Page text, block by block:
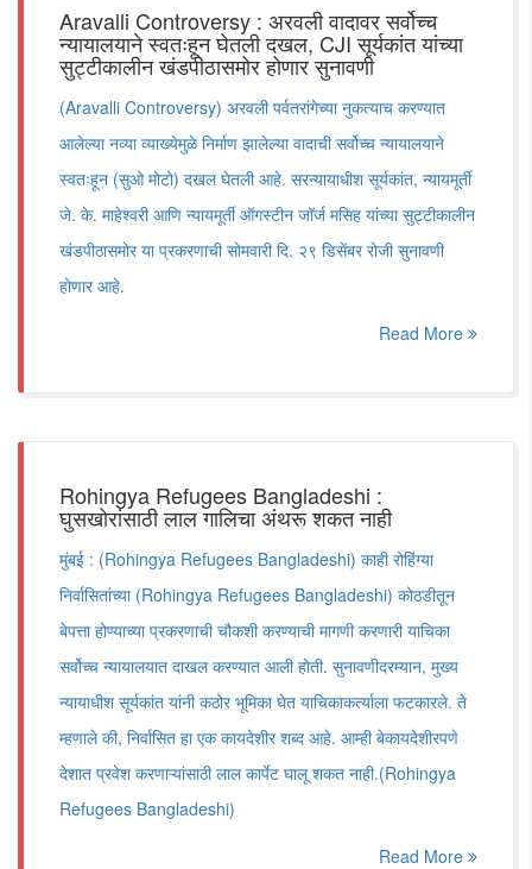
Aravalli Controversy : अरवली वादावर सर्वोच्च
न्यायालयाने स्वतःहून घेतली दखल, CJI सूर्यकांत यांच्या
सुट्टीकालीन खंडपीठासमोर होणार सुनावणी
(Aravalli Controversy) अरवली पर्वतरांगेच्या नुकत्याच करण्यात
आलेल्या नव्या व्याख्येमुळे निर्माण झालेल्या वादाची सर्वोच्च न्यायालयाने
स्वतःहून (सुओ मोटो) दखल घेतली आहे. सरन्यायाधीश सूर्यकांत, न्यायमूर्ती
जे. के. माहेश्वरी आणि न्यायमूर्ती ऑगस्टीन जॉर्ज मसिह यांच्या सुट्टीकालीन
खंडपीठासमोर या प्रकरणाची सोमवारी दि. २९ डिसेंबर रोजी सुनावणी
होणार आहे.
Read More
Rohingya Refugees Bangladeshi :
घुसखोरांसाठी लाल गालिचा अंथरू शकत नाही
मुंबई : (Rohingya Refugees Bangladeshi) काही रोहिंग्या
निर्वासितांच्या (Rohingya Refugees Bangladeshi) कोठडीतून
बेपत्ता होण्याच्या प्रकरणाची चौकशी करण्याची मागणी करणारी याचिका
सर्वोच्च न्यायालयात दाखल करण्यात आली होती. सुनावणीदरम्यान, मुख्य
न्यायाधीश सूर्यकांत यांनी कठोर भूमिका घेत याचिकाकर्त्याला फटकारले. ते
म्हणाले की, निर्वासित हा एक कायदेशीर शब्द आहे. आम्ही बेकायदेशीरपणे
देशात प्रवेश करणाऱ्यांसाठी लाल कार्पेट घालू शकत नाही.(Rohingya
Refugees Bangladeshi)
Read More